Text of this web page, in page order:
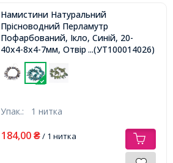
Намистини Натуральний
Прісноводний Перламутр
Пофарбований, Ікло, Синій, 20-
40x4-8x4-7мм, Отвір 1мм, близько
68шт/34см/нитка,
...(УТ100014026)
Упак.: 1 нитка
184,00 ₴/ 1 нитка